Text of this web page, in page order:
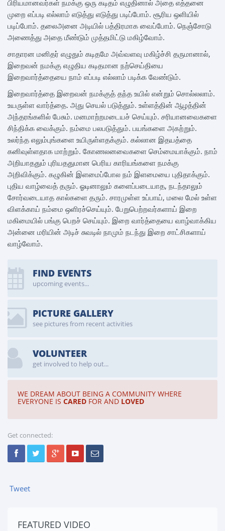
பிரியமானவர்கள் நமக்கு ஒரு கடிதம் எழுதினால் அதை எத்தனை
முறை எப்படி எல்லாம் எடுத்து எடுத்து படிப்போம். சூரிய ஒளியில்
படிப்போம். தலைஅனை அடியில் பத்திரமாக வைப்போம். நெஞ்சோடு
அணைத்து அதை மீண்டும் முத்தமிட்டு மகிழ்வோம்.
சாதாரன மனிதர் எழுதும் கடிதமே அவ்வளவு மகிழ்ச்சி தருமானால்,
இறைவன் நமக்கு எழுதிய கடிதமான நற்செய்தியை
இறைவார்த்தையை நாம் எப்படி எல்லாம் படிக்க வேண்டும்.
இறைவார்த்தை இறைவன் நமக்குத் தந்த உயில் என்றும் சொல்லலாம்.
உயருள்ள வார்த்தை. அது செயல் படுத்தும். உள்ளத்தின் ஆழத்தின்
அந்தரங்களில் பேசும். மனமாற்றமடையச் செய்யும். சரியானவைகளை
சிந்திக்க வைக்கும். நம்மை பலபடுத்தும். பயங்களை அகற்றும்.
உலர்ந்த எலும்புங்களை உயிருள்ளதக்கும். கல்லான இதயத்தை
கனிவுள்ளதாக மாற்றும். கோணலனவைகளை செம்மையாக்கும். நாம்
அறியாததும் புரியததுமான பெரிய காரியங்களை நமக்கு
அறிவிக்கும். கழுகின் இளமைப்போல நம் இளமையை புதிதாக்கும்.
புதிய வாழ்வைத் தரும். ஓடினாலும் களைப்படையாத, நடந்தாலும்
சோர்வடையாத கால்களை தரும். சாரமுள்ள உப்பாய், மலை மேல் உள்ள
விளக்காய் நம்மை ஒளிரச்செய்யும். பேறுபெற்றவர்களாய் இறை
மகிமையில் பங்கு பெறச் செய்யும். இறை வார்த்தையை வாழ்வாக்கிய
அன்னை மரியின் அடிச் சுவடில் நாமும் நடந்து இறை சாட்சிகளாய்
வாழ்வோம்.
FIND EVENTS
upcoming events...
PICTURE GALLERY
see pictures from recent activities
VOLUNTEER
get involved to help out...
WE DREAM ABOUT BEING A COMMUNITY WHERE
EVERYONE IS CARED FOR AND LOVED
Get connected:
Tweet
FEATURED VIDEO